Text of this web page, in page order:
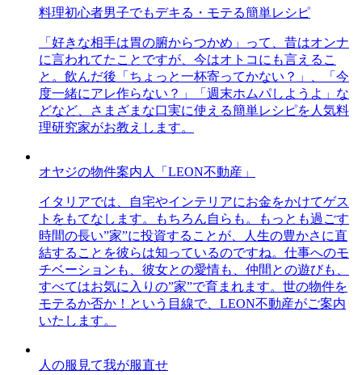
料理初心者男子でもデキる・モテる簡単レシピ
「好きな相手は胃の腑からつかめ」って、昔はオンナ
に言われてたことですが、今はオトコにも言えるこ
と。飲んだ後「ちょっと一杯寄ってかない？」、「今
度一緒にアレ作らない？」「週末ホムパしようよ」な
どなど、さまざまな口実に使える簡単レシピを人気料
理研究家がお教えします。
オヤジの物件案内人「LEON不動産」
イタリアでは、自宅やインテリアにお金をかけてゲス
トをもてなします。もちろん自らも。もっとも過ごす
時間の長い”家”に投資することが、人生の豊かさに直
結することを彼らは知っているのですね。仕事へのモ
チベーションも、彼女との愛情も、仲間との遊びも、
すべてはお気に入りの”家”で育まれます。世の物件を
モテるか否か！という目線で、LEON不動産がご案内
いたします。
人の服見て我が服直せ